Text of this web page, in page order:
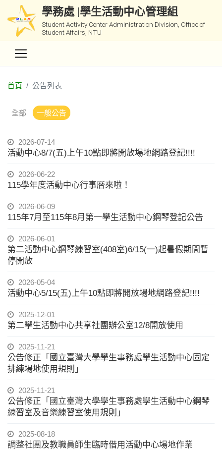
學務處 |學生活動中心管理組
Student Activity Center Administration Division, Office of
Student Affairs, NTU
首頁 公告列表
全部 一般公告
2026-07-14
活動中心8/7(五)上午10點即將開放場地網路登記!!!!
2026-06-22
115學年度活動中心行事曆來啦！
2026-06-09
115年7月至115年8月第一學生活動中心鋼琴登記公告
2026-06-01
第二活動中心鋼琴練習室(408室)6/15(一)起暑假期間暫
停開放
2026-05-04
活動中心5/15(五)上午10點即將開放場地網路登記!!!!
2025-12-01
第二學生活動中心共享社團辦公室12/8開放使用
2025-11-21
公告修正「國立臺灣大學學生事務處學生活動中心固定
排練場地使用規則」
2025-11-21
公告修正「國立臺灣大學學生事務處學生活動中心鋼琴
練習室及音樂練習室使用規則」
2025-08-18
調整社團及教職員師生臨時借用活動中心場地作業